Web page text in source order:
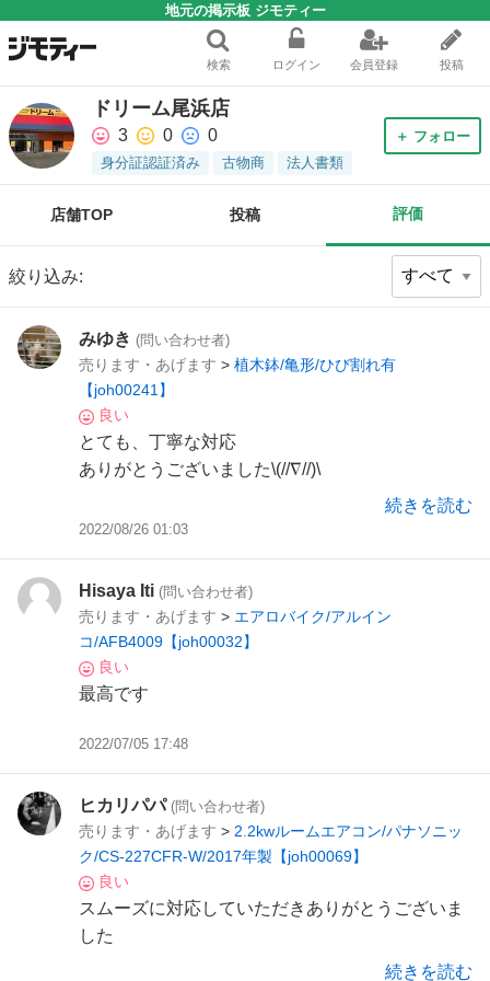
地元の掲示板 ジモティー
検索 ログイン 会員登録 投稿
ドリーム尾浜店
3 0 0
身分証認証済み 古物商 法人書類
＋ フォロー
店舗TOP 投稿 評価
絞り込み:
みゆき (問い合わせ者)
売ります・あげます > 植木鉢/亀形/ひび割れ有
【joh00241】
良い
とても、丁寧な対応
ありがとうございました\(//∇//)\
続きを読む
2022/08/26 01:03
Hisaya Iti (問い合わせ者)
売ります・あげます > エアロバイク/アルイン
コ/AFB4009【joh00032】
良い
最高です
2022/07/05 17:48
ヒカリパパ (問い合わせ者)
売ります・あげます > 2.2kwルームエアコン/パナソニッ
ク/CS-227CFR-W/2017年製【joh00069】
良い
スムーズに対応していただきありがとうございま
した
続きを読む